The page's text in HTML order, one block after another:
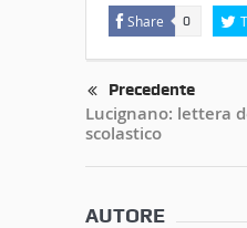
Share 0
Precedente
Lucignano: lettera
scolastico
AUTORE